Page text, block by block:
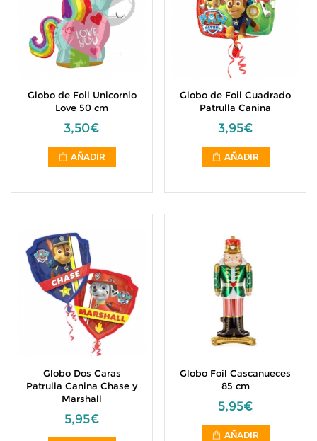
Globo de Foil Unicornio
Love 50 cm
3,50€
AÑADIR
Globo de Foil Cuadrado
Patrulla Canina
3,95€
AÑADIR
Globo Dos Caras
Patrulla Canina Chase y
Marshall
5,95€
Globo Foil Cascanueces
85 cm
5,95€
AÑADIR